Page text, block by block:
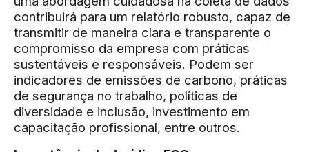
contribuirá para um relatório robusto, capaz de
transmitir de maneira clara e transparente o
compromisso da empresa com práticas
sustentáveis e responsáveis. Podem ser
indicadores de emissões de carbono, práticas
de segurança no trabalho, políticas de
diversidade e inclusão, investimento em
capacitação profissional, entre outros.